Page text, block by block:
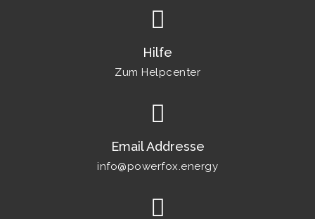
Hilfe
Zum Helpcenter
Email Addresse
info@powerfox.energy